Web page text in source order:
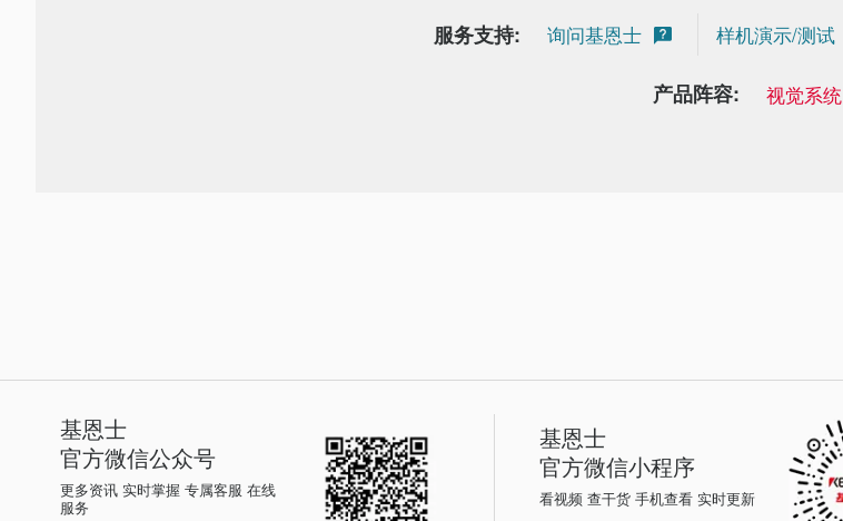
服务支持: 询问基恩士 样机演示/测试
产品阵容: 视觉系统
基恩士
官方微信公众号
更多资讯 实时掌握 专属客服 在线
服务
基恩士
官方微信小程序
看视频 查干货 手机查看 实时更新